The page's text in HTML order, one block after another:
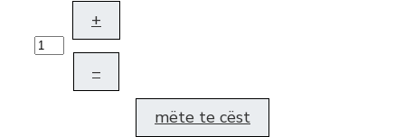
+
–
mëte te cëst